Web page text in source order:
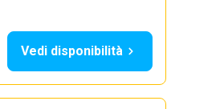
Vedi disponibilità